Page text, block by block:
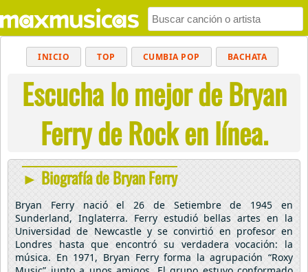
INICIO TOP CUMBIA POP BACHATA
MUSICA CRISTIANA REGGAETON
BALADAS ALTERNATIVO ELECTRÓNICA
CUMBIAS
Escucha lo mejor de Bryan
Ferry de Rock en línea.
► Biografía de Bryan Ferry
Bryan Ferry nació el 26 de Setiembre de 1945 en
Sunderland, Inglaterra. Ferry estudió bellas artes en la
Universidad de Newcastle y se convirtió en profesor en
Londres hasta que encontró su verdadera vocación: la
música. En 1971, Bryan Ferry forma la agrupación “Roxy